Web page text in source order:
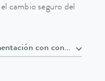
cambio seguro del
, Cable de alimentación con